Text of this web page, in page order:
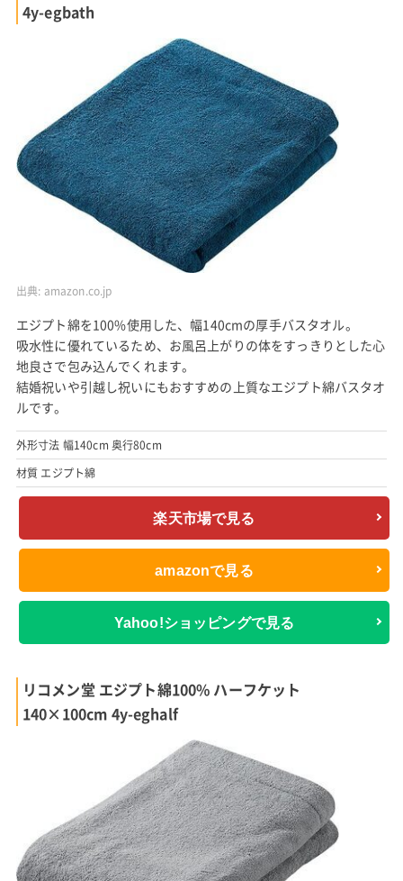
4y-egbath
出典: amazon.co.jp
エジプト綿を100%使用した、幅140cmの厚手バスタオル。
吸水性に優れているため、お風呂上がりの体をすっきりとした心
地良さで包み込んでくれます。
結婚祝いや引越し祝いにもおすすめの上質なエジプト綿バスタオ
ルです。
外形寸法 幅140cm 奥行80cm
材質 エジプト綿
楽天市場で見る
amazonで見る
Yahoo!ショッピングで見る
リコメン堂 エジプト綿100% ハーフケット
140×100cm 4y-eghalf